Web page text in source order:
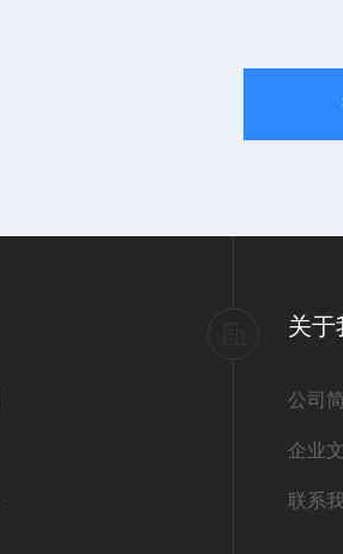
关于
公司
企业
联系